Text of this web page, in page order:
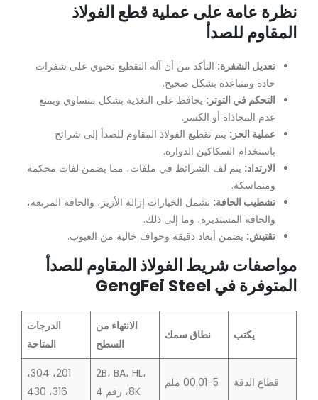
نظرة عامة على عملية قطع الفولاذ
المقاوم للصدأ
تعديل الشفرة: التأكد من أن آلة التقطيع تحتوي على شفرات
حادة ومتباعدة بشكل صحيح.
التحكم في التوتر: يحافظ على التغذية بشكل متساوي ويمنع
عدم المحاذاة أو الكسر.
عملية الحز: يتم تقطيع الفولاذ المقاوم للصدأ إلى شرائح
باستخدام السكاكين الدوارة.
الارتداد: يتم لف الشرائط في ملفات، مما يضمن لفات محكمة
ومتماسكة.
تشطيب الحافة: تشمل الخيارات إزالة الأزيز، والحافة المربعة،
والحافة المستديرة، وما إلى ذلك.
تقتيش: يضمن أبعاد دقيقة وحواف خالية من العيوب.
مواصفات شريط الفولاذ المقاوم للصدأ
المتوفرة في GengFei Steel
يكتب نطاق سمك
الانتهاء من
السطح
الدرجات
المتاحة
قطاع الدقة 00.01-5 ملم
2B، BA، HL،
8K، رقم 4
201، 304،
316، 430